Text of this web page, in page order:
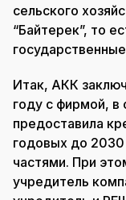
сельского
“Байтерек”, то
Итак, АКК
году с фирмой, в
предоставила
годовых до
частями. При
учредитель